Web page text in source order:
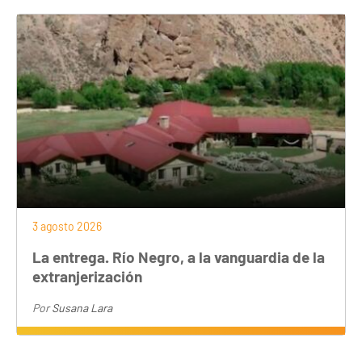
3 agosto 2026
La entrega. Río Negro, a la vanguardia de la
extranjerización
PorSusana Lara